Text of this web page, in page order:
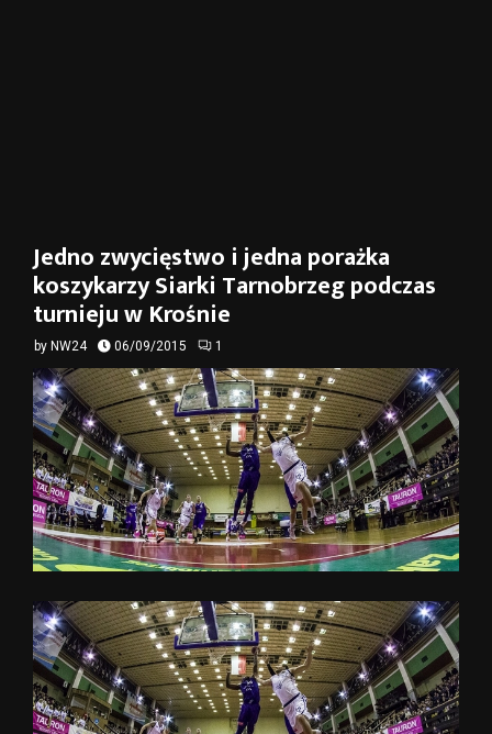
Jedno zwycięstwo i jedna porażka
koszykarzy Siarki Tarnobrzeg podczas
turnieju w Krośnie
by NW24 06/09/2015 1